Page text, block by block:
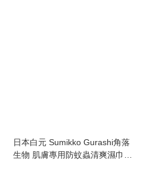
日本白元 Sumikko Gurashi角落
生物 肌膚專用防蚊蟲清爽濕巾